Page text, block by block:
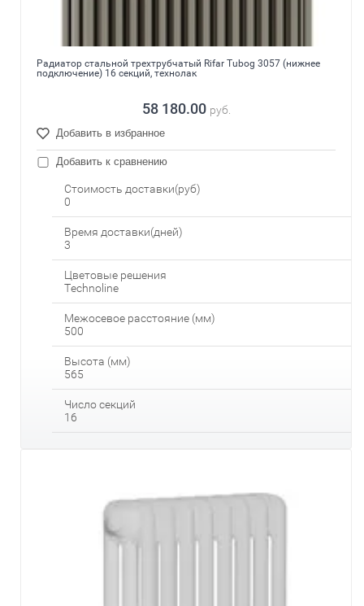
Радиатор стальной трехтрубчатый Rifar Tubog 3057 (нижнее
подключение) 16 секций, технолак
58 180.00 руб.
Добавить в избранное
Добавить к сравнению
Стоимость доставки(руб)
0
Время доставки(дней)
3
Цветовые решения
Technoline
Межосевое расстояние (мм)
500
Высота (мм)
565
Число секций
16